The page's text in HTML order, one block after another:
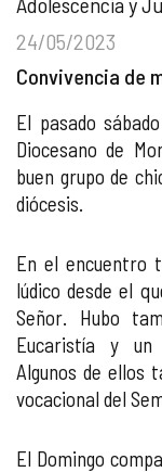
24/05/2023
Convivencia de
El pasado
Diocesano de
buen grupo de
diócesis.
En el encuentro
lúdico desde el
Señor. Hubo
Eucaristía y un
Algunos de ellos
vocacional del
El Domingo